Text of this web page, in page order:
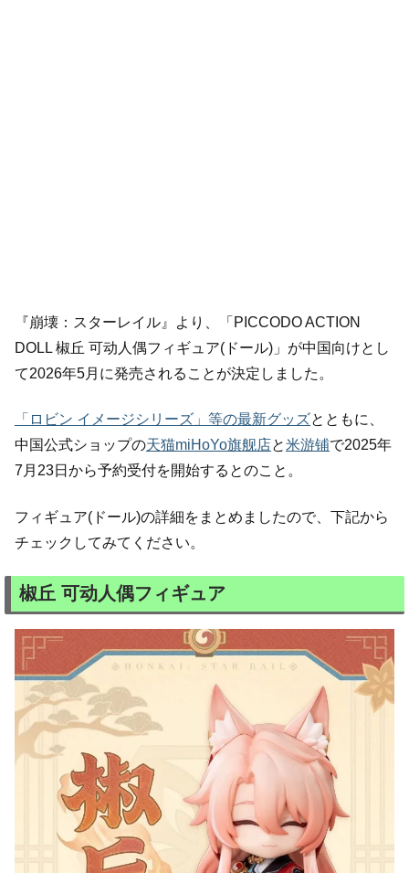
『崩壊：スターレイル』より、「PICCODO ACTION
DOLL 椒丘 可动人偶フィギュア(ドール)」が中国向けとし
て2026年5月に発売されることが決定しました。
「ロビン イメージシリーズ」等の最新グッズとともに、
中国公式ショップの天猫miHoYo旗舰店と米游铺で2025年
7月23日から予約受付を開始するとのこと。
フィギュア(ドール)の詳細をまとめましたので、下記から
チェックしてみてください。
椒丘 可动人偶フィギュア